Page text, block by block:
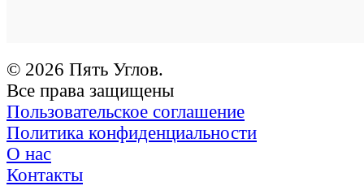
© 2026 Пять Углов.
Все права защищены
Пользовательское соглашение
Политика конфиденциальности
О нас
Контакты